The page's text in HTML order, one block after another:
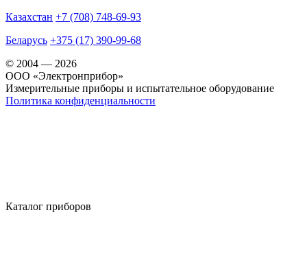
Казахстан +7 (708) 748-69-93
Беларусь +375 (17) 390-99-68
© 2004 — 2026
OOO «Электронприбор»
Измерительные приборы и испытательное оборудование
Политика конфиденциальности
Каталог приборов